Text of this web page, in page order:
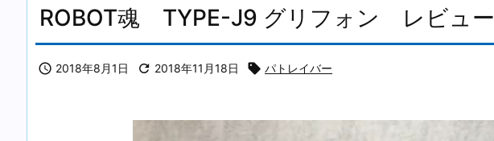
ROBOT魂 TYPE-J9 グリフォン レビュー
 2018年8月1日  2018年11月18日  パトレイバー